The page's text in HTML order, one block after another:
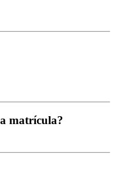
matrícula?